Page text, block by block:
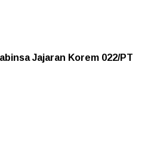
Jajaran Korem 022/PT